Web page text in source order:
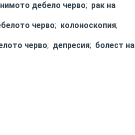
дебело черво; рак на
черво; колоноскопия;
черво; депресия; болест на